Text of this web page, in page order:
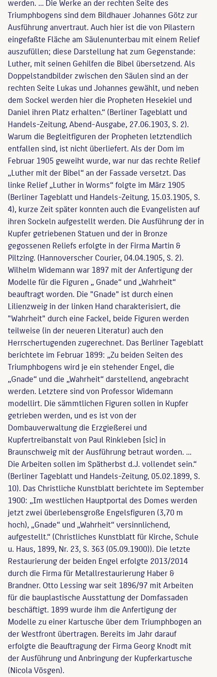
werden. … Die Werke an der rechten Seite des
Triumphbogens sind dem Bildhauer Johannes Götz zur
Ausführung anvertraut. Auch hier ist die von Pilastern
eingefaßte Fläche am Säulenunterbau mit einem Relief
auszufüllen; diese Darstellung hat zum Gegenstande:
Luther, mit seinen Gehilfen die Bibel übersetzend. Als
Doppelstandbilder zwischen den Säulen sind an der
rechten Seite Lukas und Johannes gewählt, und neben
dem Sockel werden hier die Propheten Hesekiel und
Daniel ihren Platz erhalten.“ (Berliner Tageblatt und
Handels-Zeitung, Abend-Ausgabe, 27.06.1903, S. 2).
Warum die Begleitfiguren der Propheten letztendlich
entfallen sind, ist nicht überliefert. Als der Dom im
Februar 1905 geweiht wurde, war nur das rechte Relief
„Luther mit der Bibel“ an der Fassade versetzt. Das
linke Relief „Luther in Worms“ folgte im März 1905
(Berliner Tageblatt und Handels-Zeitung, 15.03.1905, S.
4), kurze Zeit später konnten auch die Evangelisten auf
ihren Sockeln aufgestellt werden. Die Ausführung der in
Kupfer getriebenen Statuen und der in Bronze
gegossenen Reliefs erfolgte in der Firma Martin &
Piltzing. (Hannoverscher Courier, 04.04.1905, S. 2).
Wilhelm Widemann war 1897 mit der Anfertigung der
Modelle für die Figuren „ Gnade“ und „Wahrheit“
beauftragt worden. Die "Gnade" ist durch einen
Lilienzweig in der linken Hand charakterisiert, die
"Wahrheit" durch eine Fackel, beide Figuren werden
teilweise (in der neueren Literatur) auch den
Herrschertugenden zugerechnet. Das Berliner Tageblatt
berichtete im Februar 1899: „Zu beiden Seiten des
Triumphbogens wird je ein stehender Engel, die
„Gnade“ und die „Wahrheit“ darstellend, angebracht
werden. Letztere sind von Professor Widemann
modellirt. Die sämmtlichen Figuren sollen in Kupfer
getrieben werden, und es ist von der
Dombauverwaltung die Erzgießerei und
Kupfertreibanstalt von Paul Rinkleben [sic] in
Braunschweig mit der Ausführung betraut worden. …
Die Arbeiten sollen im Spätherbst d.J. vollendet sein.“
(Berliner Tageblatt und Handels-Zeitung, 05.02.1899, S.
10). Das Christliche Kunstblatt berichtete im September
1900: „Im westlichen Hauptportal des Domes werden
jetzt zwei überlebensgroße Engelsfiguren (3,70 m
hoch), „Gnade“ und „Wahrheit“ versinnlichend,
aufgestellt.“ (Christliches Kunstblatt für Kirche, Schule
u. Haus, 1899, Nr. 23, S. 363 (05.09.1900)). Die letzte
Restaurierung der beiden Engel erfolgte 2013/2014
durch die Firma für Metallrestaurierung Haber &
Brandner. Otto Lessing war seit 1896/97 mit Arbeiten
für die bauplastische Ausstattung der Domfassaden
beschäftigt. 1899 wurde ihm die Anfertigung der
Modelle zu einer Kartusche über dem Triumphbogen an
der Westfront übertragen. Bereits im Jahr darauf
erfolgte die Beauftragung der Firma Georg Knodt mit
der Ausführung und Anbringung der Kupferkartusche
(Nicola Vösgen).